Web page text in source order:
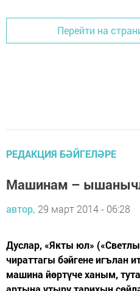
Перейти на
РЕДАКЦИЯ БӘЙГЕЛӘРЕ
Машинам –
автор, 29 март 2014 - 06:28
Дуслар, «Якты юл»
чираттагы бәйгене игълан
машина йөртүче ханым,